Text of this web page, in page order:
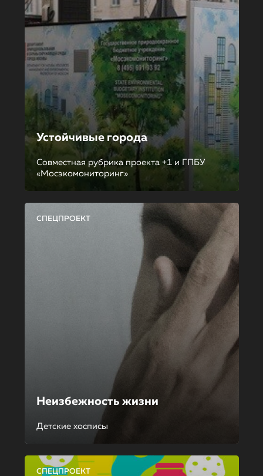
Устойчивые города
Совместная рубрика проекта +1 и ГПБУ
«Мосэкомониторинг»
СПЕЦПРОЕКТ
Неизбежность жизни
Детские хосписы
СПЕЦПРОЕКТ